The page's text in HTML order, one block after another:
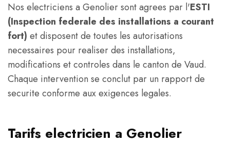
Nos electriciens a Genolier sont agrees par l'ESTI
(Inspection federale des installations a courant
fort) et disposent de toutes les autorisations
necessaires pour realiser des installations,
modifications et controles dans le canton de Vaud.
Chaque intervention se conclut par un rapport de
securite conforme aux exigences legales.
Tarifs electricien a Genolier